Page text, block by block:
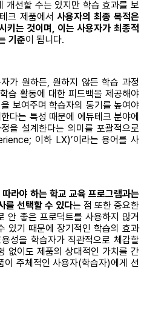
개선할 수는 있지만 학습 효과를 보
크 제품에서 사용자의 최종 목적은
키는 것이며, 이는 사용자가 최종적
기준이 됩니다.
가 원하든, 원하지 않든 학습 과정
습 활동에 대한 피드백을 제공해야
보여주며 학습자의 동기를 높여야
다는 특성 때문에 에듀테크 분야에
을 설계한다는 의미를 포괄적으로
이하 LX)’이라는 용어를 사
따라야 하는 학교 교육 프로그램과는
를 선택할 수 있다는 점 또한 중요한
안 좋은 프로덕트를 사용하지 않거
있기 때문에 장기적인 학습의 효과
성을 학습자가 직관적으로 체감할
없이도 제품의 상대적인 가치를 간
주체적인 사용자(학습자)에게 선